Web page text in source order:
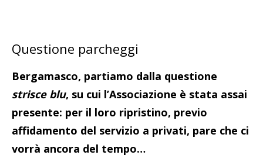
Questione parcheggi
Bergamasco, partiamo dalla questione
strisce blu, su cui l’Associazione è stata assai
presente: per il loro ripristino, previo
affidamento del servizio a privati, pare che ci
vorrà ancora del tempo…